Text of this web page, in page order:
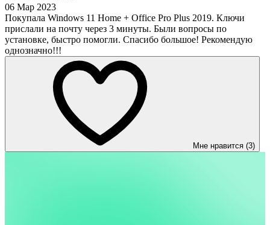
06 Мар 2023
Покупала Windows 11 Home + Office Pro Plus 2019. Ключи
прислали на почту через 3 минуты. Были вопросы по
установке, быстро помогли. Спасибо большое! Рекомендую
однозначно!!!
Мне нравится (3)